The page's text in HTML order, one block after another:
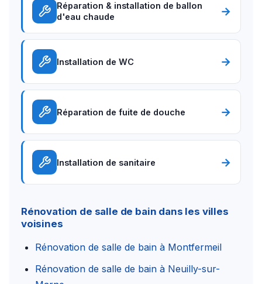
Réparation & installation de ballon
d'eau chaude
→
Installation de WC →
Réparation de fuite de douche →
Installation de sanitaire →
Rénovation de salle de bain dans les villes
voisines
Rénovation de salle de bain à Montfermeil
Rénovation de salle de bain à Neuilly-sur-